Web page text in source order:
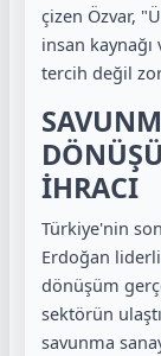
çizen Özvar,
insan kaynağı
tercih değil
İHRACI
Türkiye'nin
Erdoğan
dönüşüm
sektörün
savunma